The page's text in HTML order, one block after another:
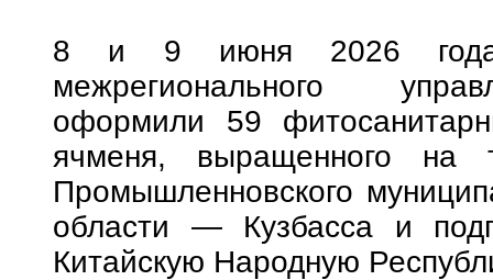
8 и 9 июня 2026 года
межрегионального
оформили 59
ячменя, выращенного на
Промышленновского
области — Кузбасса и
Китайскую Народную